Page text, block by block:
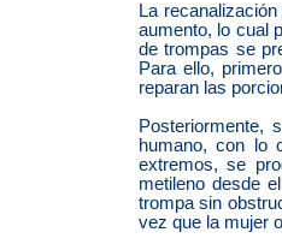
La
aumento, lo cual
de trompas se
Para ello,
reparan las
Posteriormente,
humano, con lo
extremos, se
metileno desde
trompa sin
vez que la mujer